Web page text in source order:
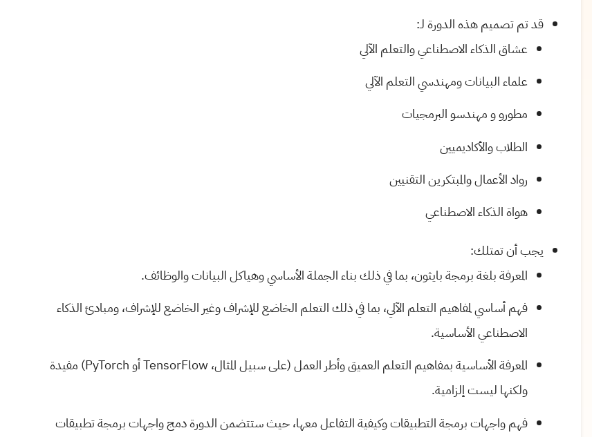
قد تم تصميم هذه الدورة لـ:
عشاق الذكاء الاصطناعي والتعلم الآلي
علماء البيانات ومهندسي التعلم الآلي
مطورو و مهندسو البرمجيات
الطلاب والأكاديميين
رواد الأعمال والمبتكرين التقنيين
هواة الذكاء الاصطناعي
يجب أن تمتلك:
المعرفة بلغة برمجة بايثون، بما في ذلك بناء الجملة الأساسي وهياكل البيانات والوظائف.
فهم أساسي لمفاهيم التعلم الآلي، بما في ذلك التعلم الخاضع للإشراف وغير الخاضع للإشراف، ومبادئ الذكاء
الاصطناعي الأساسية.
المعرفة الأساسية بمفاهيم التعلم العميق وأطر العمل (على سبيل المثال، TensorFlow أو PyTorch) مفيدة
ولكنها ليست إلزامية.
فهم واجهات برمجة التطبيقات وكيفية التفاعل معها، حيث ستتضمن الدورة دمج واجهات برمجة تطبيقات